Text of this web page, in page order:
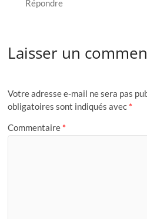
Répondre
Laisser un
Votre adresse e-mail ne sera pas
obligatoires sont indiqués avec *
Commentaire *